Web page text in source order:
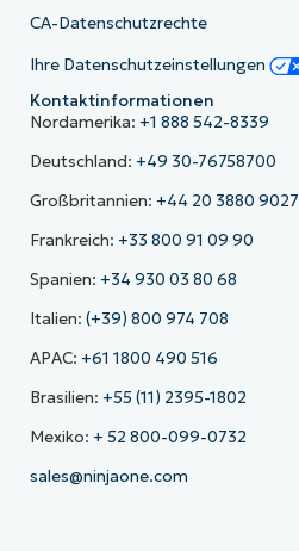
CA-Datenschutzrechte
Ihre Datenschutzeinstellungen
Kontaktinformationen
Nordamerika: +1 888 542-8339
Deutschland: +49 30-76758700
Großbritannien: +44 20 3880 9027
Frankreich: +33 800 91 09 90
Spanien: +34 930 03 80 68
Italien: (+39) 800 974 708
APAC: +61 1800 490 516
Brasilien: +55 (11) 2395-1802
Mexiko: + 52 800-099-0732
sales@ninjaone.com